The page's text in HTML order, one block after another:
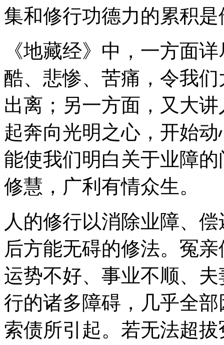
集和修行功德力的累积
《地藏经》中，一方面
酷、悲惨、苦痛，令我
出离；另一方面，又大
起奔向光明之心，开始
能使我们明白关于业障
修慧，广利有情众生。
人的修行以消除业障、
后方能无碍的修法。冤
运势不好、事业不顺、
行的诸多障碍，几乎全
索债所引起。若无法超